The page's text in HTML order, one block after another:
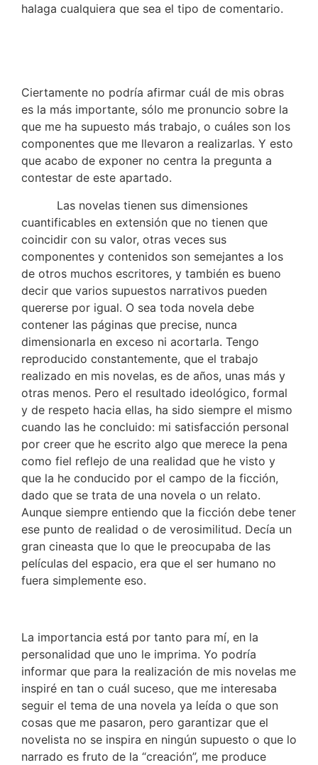
halaga cualquiera que sea el tipo de comentario.
Ciertamente no podría afirmar cuál de mis obras
es la más importante, sólo me pronuncio sobre la
que me ha supuesto más trabajo, o cuáles son los
componentes que me llevaron a realizarlas. Y esto
que acabo de exponer no centra la pregunta a
contestar de este apartado.
Las novelas tienen sus dimensiones
cuantificables en extensión que no tienen que
coincidir con su valor, otras veces sus
componentes y contenidos son semejantes a los
de otros muchos escritores, y también es bueno
decir que varios supuestos narrativos pueden
quererse por igual. O sea toda novela debe
contener las páginas que precise, nunca
dimensionarla en exceso ni acortarla. Tengo
reproducido constantemente, que el trabajo
realizado en mis novelas, es de años, unas más y
otras menos. Pero el resultado ideológico, formal
y de respeto hacia ellas, ha sido siempre el mismo
cuando las he concluido: mi satisfacción personal
por creer que he escrito algo que merece la pena
como fiel reflejo de una realidad que he visto y
que la he conducido por el campo de la ficción,
dado que se trata de una novela o un relato.
Aunque siempre entiendo que la ficción debe tener
ese punto de realidad o de verosimilitud. Decía un
gran cineasta que lo que le preocupaba de las
películas del espacio, era que el ser humano no
fuera simplemente eso.
La importancia está por tanto para mí, en la
personalidad que uno le imprima. Yo podría
informar que para la realización de mis novelas me
inspiré en tan o cuál suceso, que me interesaba
seguir el tema de una novela ya leída o que son
cosas que me pasaron, pero garantizar que el
novelista no se inspira en ningún supuesto o que lo
narrado es fruto de la “creación”, me produce